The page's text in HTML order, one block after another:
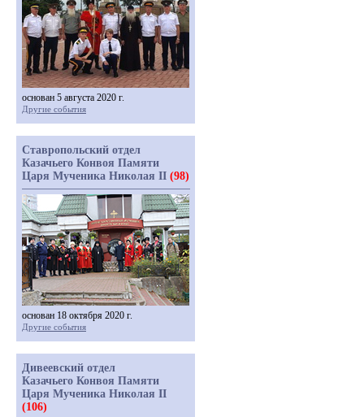
основан 5 августа 2020 г.
Другие события
Ставропольский отдел
Казачьего Конвоя Памяти
Царя Мученика Николая II (98)
основан 18 октября 2020 г.
Другие события
Дивеевский отдел
Казачьего Конвоя Памяти
Царя Мученика Николая II
(106)